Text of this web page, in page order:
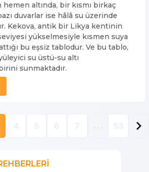
hemen altında, bir kısmı birkaç
duvarlar ise hâlâ su üzerinde
Kekova, antik bir Likya kentinin
yükselmesiyle kısmen suya
bu eşsiz tablodur. Ve bu tablo,
su üstü-su altı
sunmaktadır.
. . .